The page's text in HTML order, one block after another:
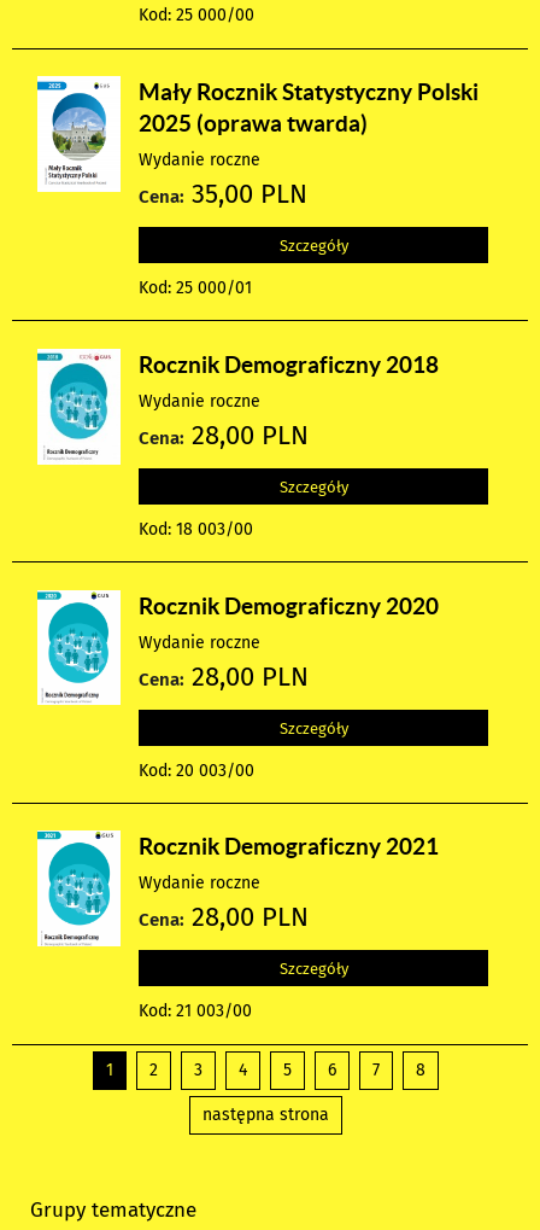
Kod: 25 000/00
Mały Rocznik Statystyczny Polski
2025 (oprawa twarda)
Wydanie roczne
Cena: 35,00 PLN
Szczegóły
Kod: 25 000/01
Rocznik Demograficzny 2018
Wydanie roczne
Cena: 28,00 PLN
Szczegóły
Kod: 18 003/00
Rocznik Demograficzny 2020
Wydanie roczne
Cena: 28,00 PLN
Szczegóły
Kod: 20 003/00
Rocznik Demograficzny 2021
Wydanie roczne
Cena: 28,00 PLN
Szczegóły
Kod: 21 003/00
1 2 3 4 5 6 7 8
następna strona
Grupy tematyczne